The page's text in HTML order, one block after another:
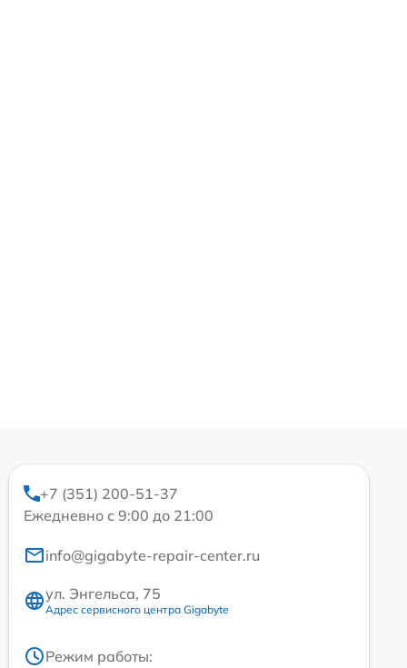
+7 (351) 200-51-37
Ежедневно с 9:00 до 21:00
info@gigabyte-repair-center.ru
ул. Энгельса, 75
Адрес сервисного центра Gigabyte
Режим работы: